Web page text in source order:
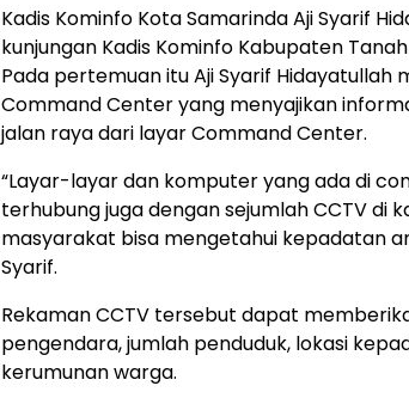
Kadis Kominfo Kota Samarinda Aji Syarif
kunjungan Kadis Kominfo Kabupaten
Pada pertemuan itu Aji Syarif Hidayatullah
Command Center yang menyajikan
jalan raya dari layar Command Center.
“Layar-layar dan komputer yang ada di
terhubung juga dengan sejumlah CCTV di
masyarakat bisa mengetahui kepadatan
Syarif.
Rekaman CCTV tersebut dapat
pengendara, jumlah penduduk, lokasi
kerumunan warga.